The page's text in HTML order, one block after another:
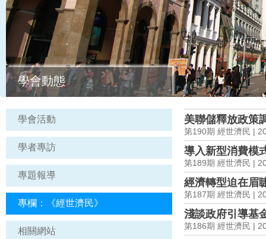
學會動態
學會活動
學者專訪
專題報導
專欄：《經世濟民》
相關網站
美聯儲釋放政策
第190期 經世濟民 |
導入新型消費模
第189期 經世濟民 |
經濟轉型迫在眉
第187期 經世濟民 |
淺談政府引導基
第186期 經世濟民 |